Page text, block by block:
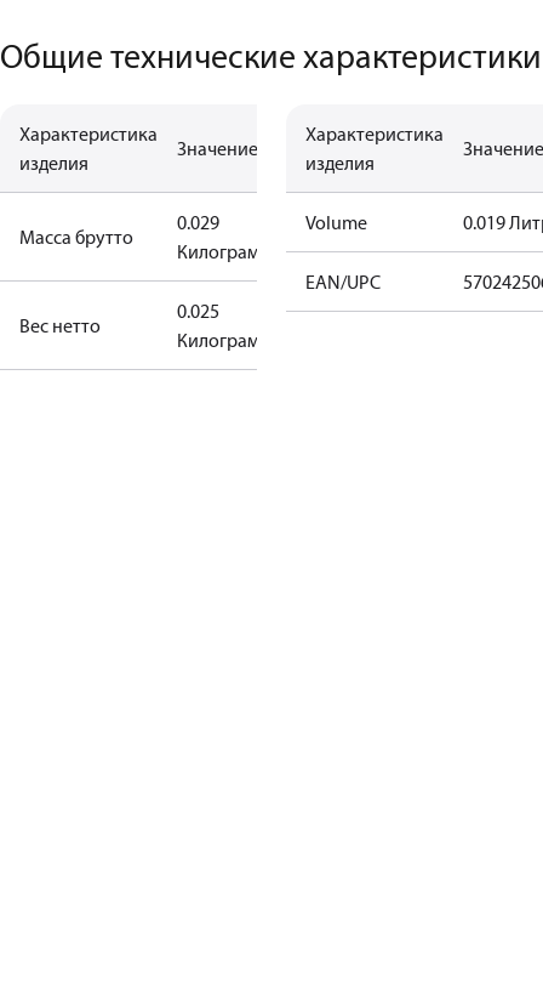
Общие технические характеристики
Характеристика
изделия
Значение
Масса брутто
0.029
Килограмм
Вес нетто
0.025
Килограмм
Характеристика
изделия
Значение
Volume 0.019
EAN/UPC